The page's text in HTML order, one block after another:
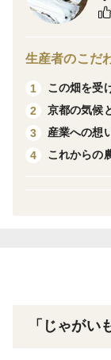
さないよう丁
京都の畑で育
生産者のこだ
1
この畑を受
2
京都の気候
3
産業への想
4
これからの
「じゃがい